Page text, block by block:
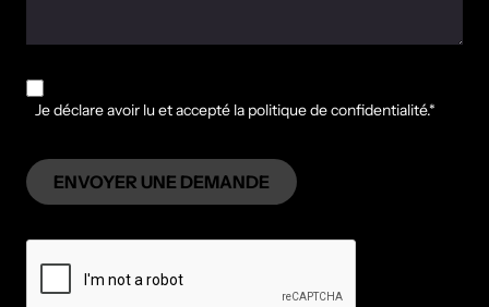
Je déclare avoir lu et accepté la politique de confidentialité.*